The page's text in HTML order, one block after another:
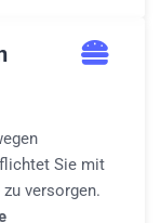
Sie mit
versorgen.